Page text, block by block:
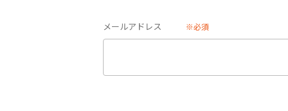
メールアドレス ※必須